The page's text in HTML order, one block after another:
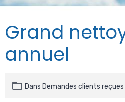
Grand
annuel
Dans Demandes clients reçues